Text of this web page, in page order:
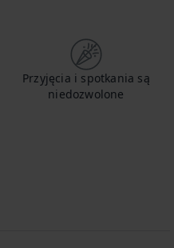
Przyjęcia i spotkania są
niedozwolone